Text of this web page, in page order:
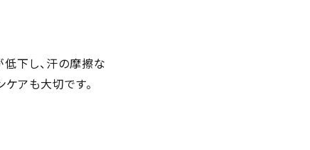
低下し、汗の摩擦な
アも大切です。